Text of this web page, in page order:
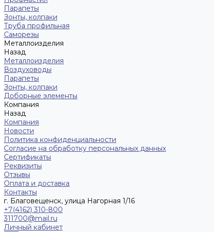
Парапеты
Зонты, колпаки
Труба профильная
Саморезы
Металлоизделия
Назад
Металлоизделия
Воздуховоды
Парапеты
Зонты, колпаки
Доборные элементы
Компания
Назад
Компания
Новости
Политика конфиденциальности
Согласие на обработку персональных данных
Сертификаты
Реквизиты
Отзывы
Оплата и доставка
Контакты
г. Благовещенск, улица Нагорная 1/16
+7(4162) 310-800
311700@mail.ru
Личный кабинет